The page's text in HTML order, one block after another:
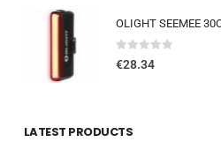
0out of 5
€28.34
LATEST PRODUCTS